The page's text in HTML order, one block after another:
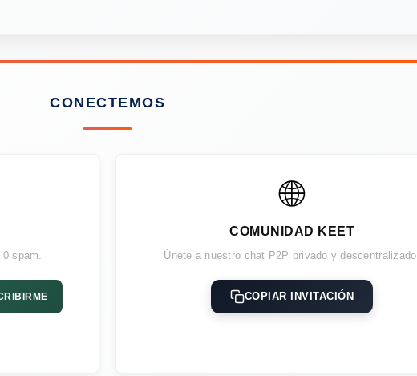
CONECTEMOS
spam.
🌐
COMUNIDAD KEET
Únete a nuestro chat P2P privado y descentralizado.
COPIAR INVITACIÓN